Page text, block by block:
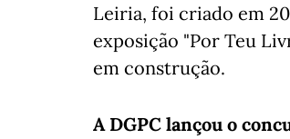
Leiria, foi criado em
exposição "Por Teu
em construção.
A DGPC lançou o